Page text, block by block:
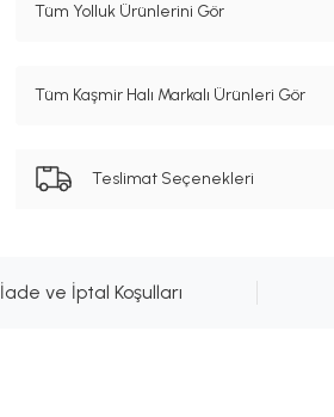
Tüm Yolluk Ürünlerini Gör
Tüm Kaşmir Halı Markalı Ürünleri Gör
Teslimat Seçenekleri
İade ve İptal Koşulları